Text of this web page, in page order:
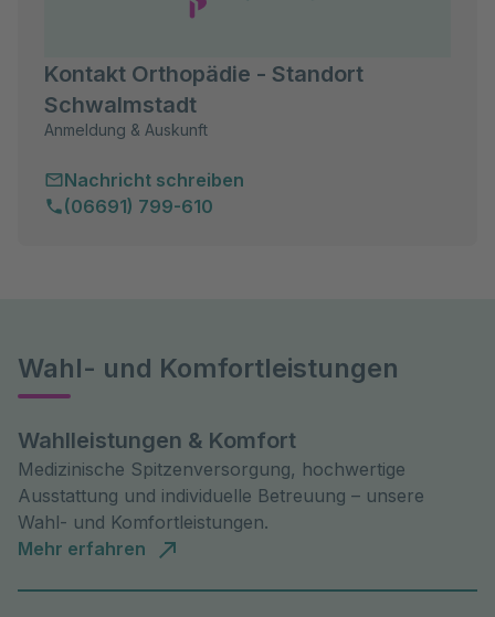
Kontakt Orthopädie - Standort
Schwalmstadt
Anmeldung & Auskunft
Nachricht schreiben
(06691) 799-610
Wahl- und Komfortleistungen
Wahlleistungen & Komfort
Medizinische Spitzenversorgung, hochwertige
Ausstattung und individuelle Betreuung – unsere
Wahl- und Komfortleistungen.
Mehr erfahren